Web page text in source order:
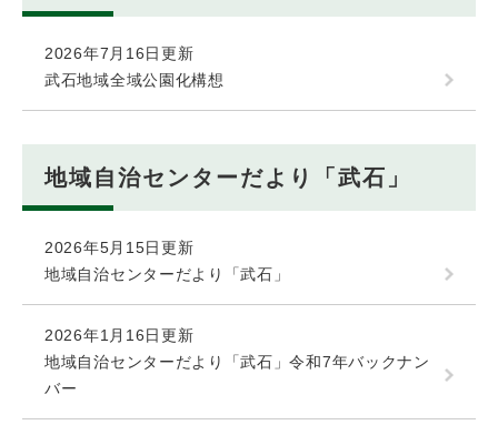
2026年7月16日更新
武石地域全域公園化構想
地域自治センターだより「武石」
2026年5月15日更新
地域自治センターだより「武石」
2026年1月16日更新
地域自治センターだより「武石」令和7年バックナン
バー